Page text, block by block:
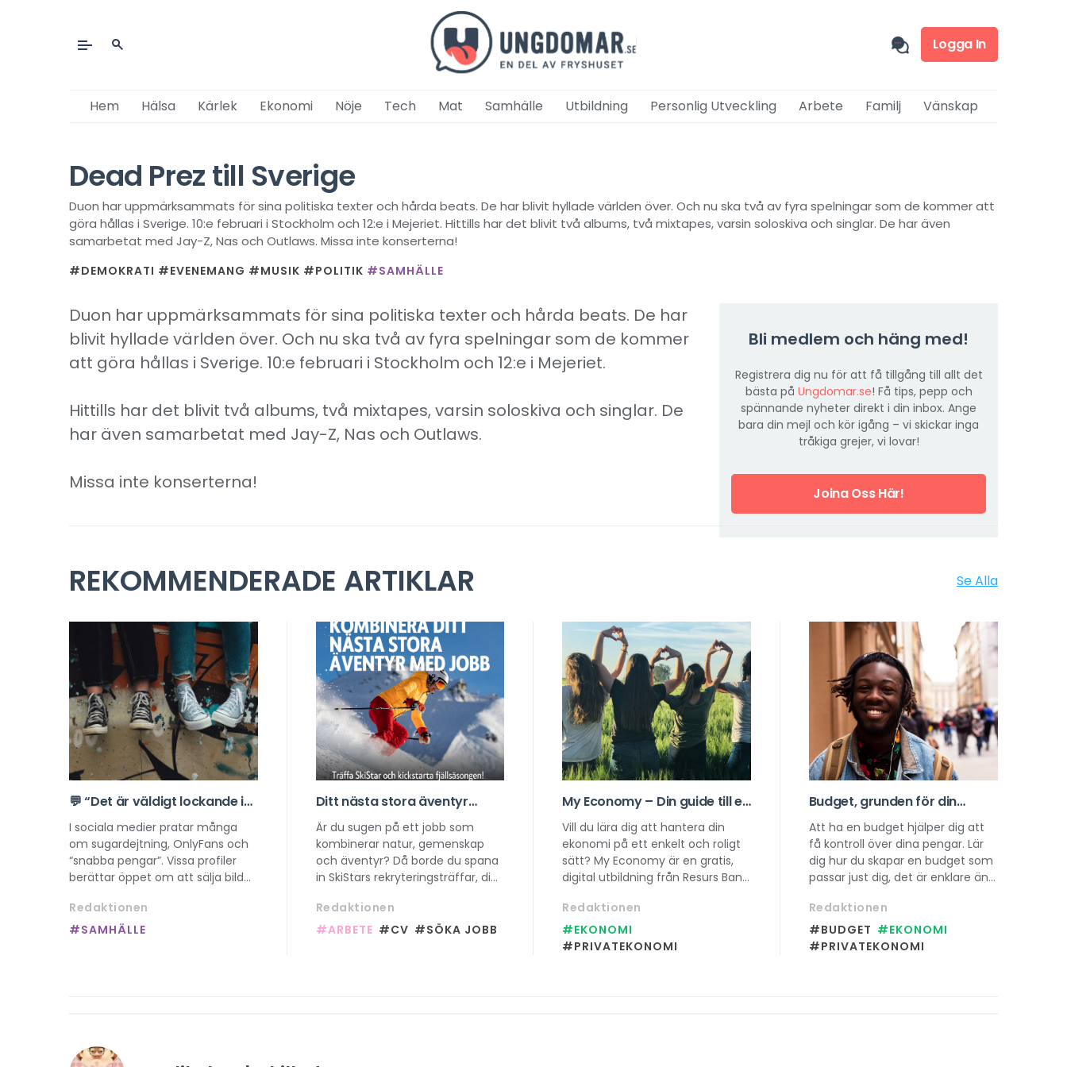
Logga In
Hem Hälsa Kärlek Ekonomi Nöje Tech Mat Samhälle Utbildning Personlig Utveckling Arbete Familj Vänskap
Dead Prez till Sverige
Duon har uppmärksammats för sina politiska texter och hårda beats. De har blivit hyllade världen över. Och nu ska två av fyra spelningar som de kommer att
göra hållas i Sverige. 10:e februari i Stockholm och 12:e i Mejeriet. Hittills har det blivit två albums, två mixtapes, varsin soloskiva och singlar. De har även
samarbetat med Jay-Z, Nas och Outlaws. Missa inte konserterna!
#DEMOKRATI #EVENEMANG #MUSIK #POLITIK #SAMHÄLLE
Bli medlem och häng med!
Registrera dig nu för att få tillgång till allt det
bästa på Ungdomar.se! Få tips, pepp och
spännande nyheter direkt i din inbox. Ange
bara din mejl och kör igång – vi skickar inga
tråkiga grejer, vi lovar!
Joina Oss Här!
Duon har uppmärksammats för sina politiska texter och hårda beats. De har
blivit hyllade världen över. Och nu ska två av fyra spelningar som de kommer
att göra hållas i Sverige. 10:e februari i Stockholm och 12:e i Mejeriet.
Hittills har det blivit två albums, två mixtapes, varsin soloskiva och singlar. De
har även samarbetat med Jay-Z, Nas och Outlaws.
Missa inte konserterna!
REKOMMENDERADE ARTIKLAR Se Alla
💬 “Det är väldigt lockande i
början…” – nytt projekt om
sexuell exploatering online
I sociala medier pratar många
om sugardejtning, OnlyFans och
“snabba pengar”. Vissa profiler
berättar öppet om att sälja bilder,
pengar på sin kropp”. Samtidigt
finns en växande “manosfär” där
Redaktionen
#SAMHÄLLE
Ditt nästa stora äventyr
börjar här, kom på SkiStars
rekryteringsträff!
Är du sugen på ett jobb som
kombinerar natur, gemenskap
och äventyr? Då borde du spana
in SkiStars rekryteringsträffar, din
är att jobba säsong i fjällen!
Redaktionen
#ARBETE #CV #SÖKA JOBB
My Economy – Din guide till en
smartare vardagsekonomi
Vill du lära dig att hantera din
ekonomi på ett enkelt och roligt
sätt? My Economy är en gratis,
digital utbildning från Resurs Bank
budgetering till lån på bara 30
minuter.
Redaktionen
#EKONOMI
#PRIVATEKONOMI
Budget, grunden för din
ekonomi
Att ha en budget hjälper dig att
få kontroll över dina pengar. Lär
dig hur du skapar en budget som
passar just dig, det är enklare än
Redaktionen
#BUDGET #EKONOMI
#PRIVATEKONOMI